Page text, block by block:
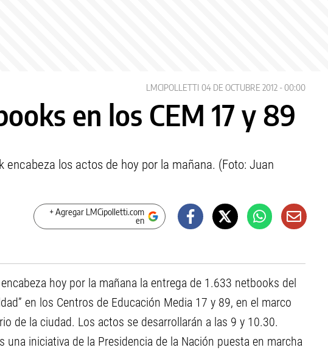
LMCIPOLLETTI 04 DE OCTUBRE 2012 - 00:00
en los CEM 17 y 89
encabeza los actos de hoy por la mañana. (Foto: Juan
+ Agregar LMCipolletti.com
en
hoy por la mañana la entrega de 1.633 netbooks del
en los Centros de Educación Media 17 y 89, en el marco
de la ciudad. Los actos se desarrollarán a las 9 y 10.30.
una iniciativa de la Presidencia de la Nación puesta en marcha